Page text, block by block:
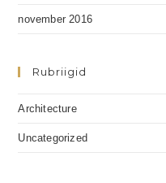
november 2016
Rubriigid
Architecture
Uncategorized